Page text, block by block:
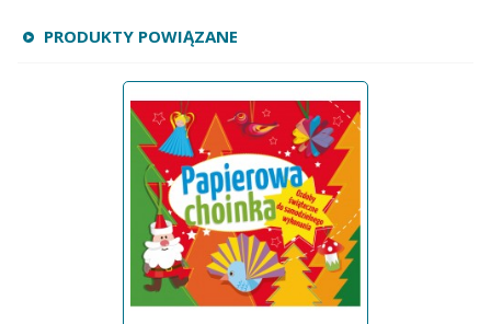
PRODUKTY POWIĄZANE